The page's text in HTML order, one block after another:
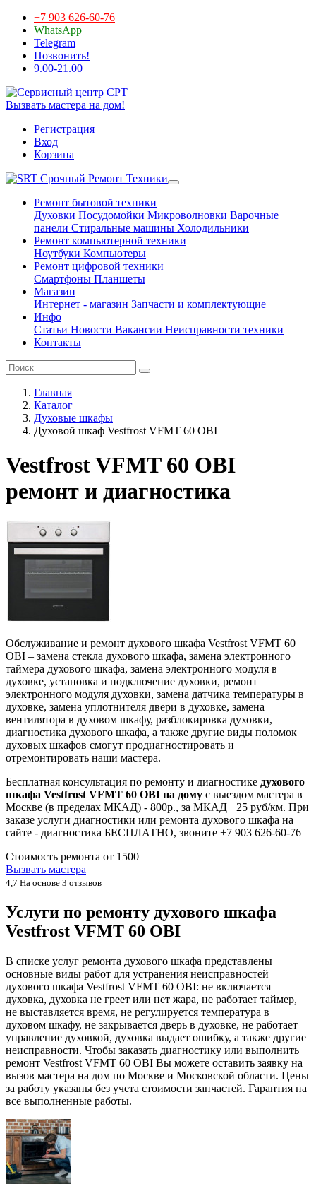
+7 903 626-60-76
WhatsApp
Telegram
Позвонить!
9.00-21.00
Вызвать мастера на дом!
Регистрация
Вход
Корзина
Срочный Ремонт Техники
Ремонт бытовой техники
Духовки Посудомойки Микроволновки Варочные
панели Стиральные машины Холодильники
Ремонт компьютерной техники
Ноутбуки Компьютеры
Ремонт цифровой техники
Смартфоны Планшеты
Магазин
Интернет - магазин Запчасти и комплектующие
Инфо
Статьи Новости Вакансии Неисправности техники
Контакты
Главная
Каталог
Духовые шкафы
Духовой шкаф Vestfrost VFMT 60 OBI
Vestfrost VFMT 60 OBI
ремонт и диагностика
Обслуживание и ремонт духового шкафа Vestfrost VFMT 60
OBI – замена стекла духового шкафа, замена электронного
таймера духового шкафа, замена электронного модуля в
духовке, установка и подключение духовки, ремонт
электронного модуля духовки, замена датчика температуры в
духовке, замена уплотнителя двери в духовке, замена
вентилятора в духовом шкафу, разблокировка духовки,
диагностика духового шкафа, а также другие виды поломок
духовых шкафов смогут продиагностировать и
отремонтировать наши мастера.
Бесплатная консультация по ремонту и диагностике духового
шкафа Vestfrost VFMT 60 OBI на дому с выездом мастера в
Москве (в пределах МКАД) - 800р., за МКАД +25 руб/км. При
заказе услуги диагностики или ремонта духового шкафа на
сайте - диагностика БЕСПЛАТНО, звоните +7 903 626-60-76
Стоимость ремонта от 1500
Вызвать мастера
4,7 На основе 3 отзывов
Услуги по ремонту духового шкафа
Vestfrost VFMT 60 OBI
В списке услуг ремонта духового шкафа представлены
основные виды работ для устранения неисправностей
духового шкафа Vestfrost VFMT 60 OBI: не включается
духовка, духовка не греет или нет жара, не работает таймер,
не выставляется время, не регулируется температура в
духовом шкафу, не закрывается дверь в духовке, не работает
управление духовкой, духовка выдает ошибку, а также другие
неисправности. Чтобы заказать диагностику или выполнить
ремонт Vestfrost VFMT 60 OBI Вы можете оставить заявку на
вызов мастера на дом по Москве и Московской области. Цены
за работу указаны без учета стоимости запчастей. Гарантия на
все выполненные работы.